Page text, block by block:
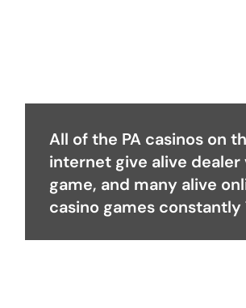
All of the PA casinos on
internet give alive dealer
game, and many alive
casino games constantly